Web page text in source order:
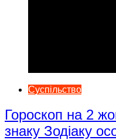
Суспільство
Гороскоп на 2
знаку Зодіаку